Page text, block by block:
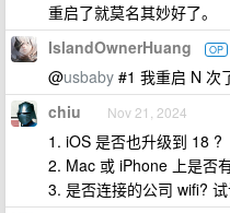
重启了就莫名其妙好了。
IslandOwnerHuang OP
@usbaby #1 我重启 N 次
chiu Nov 21, 2024
1. iOS 是否也升级到 18 ?
2. Mac 或 iPhone 上是否
3. 是否连接的公司 wifi?